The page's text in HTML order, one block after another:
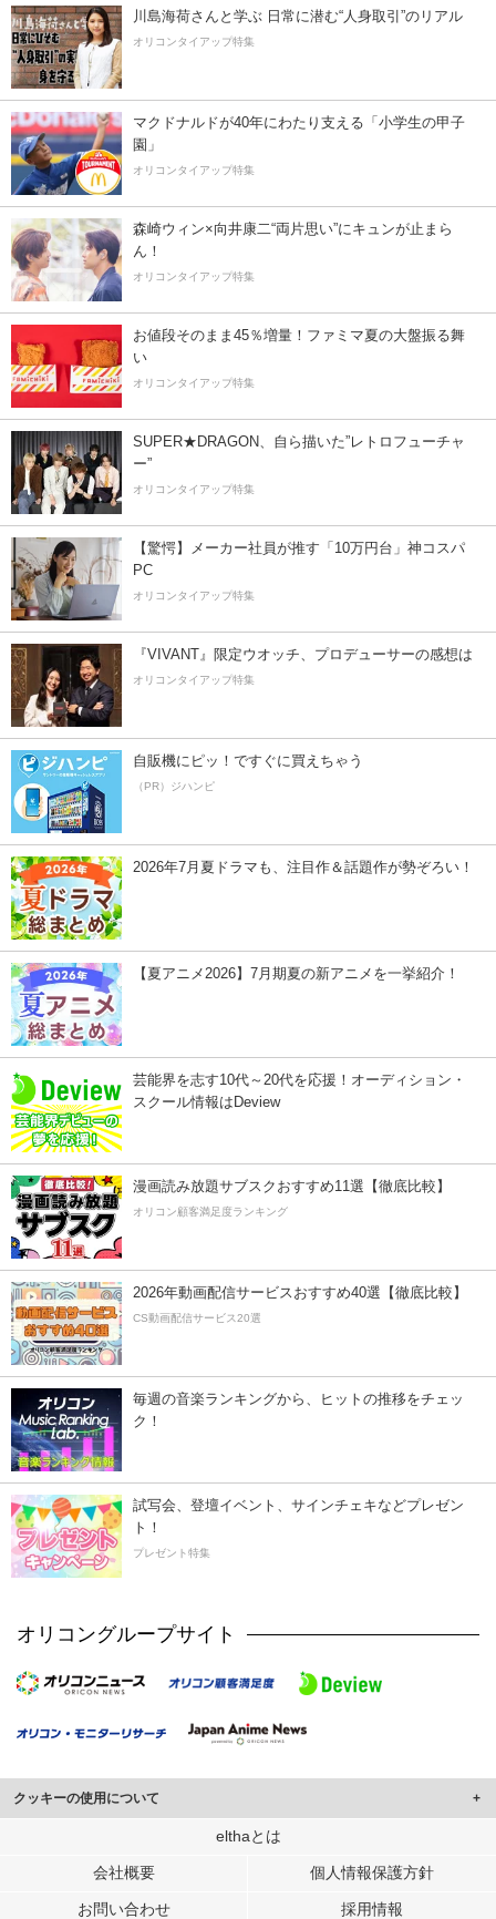
川島海荷さんと学ぶ 日常に潜む“人身取引”のリアル
オリコンタイアップ特集
マクドナルドが40年にわたり支える「小学生の甲子
園」
オリコンタイアップ特集
森崎ウィン×向井康二“両片思い”にキュンが止まら
ん！
オリコンタイアップ特集
お値段そのまま45％増量！ファミマ夏の大盤振る舞
い
オリコンタイアップ特集
SUPER★DRAGON、自ら描いた”レトロフューチャ
ー”
オリコンタイアップ特集
【驚愕】メーカー社員が推す「10万円台」神コスパ
PC
オリコンタイアップ特集
『VIVANT』限定ウオッチ、プロデューサーの感想は
オリコンタイアップ特集
自販機にピッ！ですぐに買えちゃう
（PR）ジハンピ
2026年7月夏ドラマも、注目作＆話題作が勢ぞろい！
【夏アニメ2026】7月期夏の新アニメを一挙紹介！
芸能界を志す10代～20代を応援！オーディション・
スクール情報はDeview
漫画読み放題サブスクおすすめ11選【徹底比較】
オリコン顧客満足度ランキング
2026年動画配信サービスおすすめ40選【徹底比較】
CS動画配信サービス20選
毎週の音楽ランキングから、ヒットの推移をチェッ
ク！
試写会、登壇イベント、サインチェキなどプレゼン
ト！
プレゼント特集
オリコングループサイト
クッキーの使用について
このサイトでは Cookie を使用して、ユーザーに合わせたコンテンツや広告の
行っています。
メディアや広告配信、データ解析の各パートナーに提供しています。
elthaとは
会社概要 個人情報保護方針
お問い合わせ 採用情報